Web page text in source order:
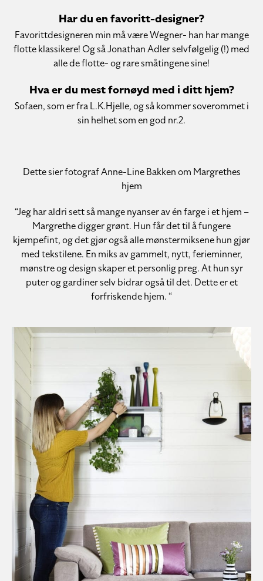
Har du en favoritt-designer?
Favorittdesigneren min må være Wegner- han har mange
flotte klassikere! Og så Jonathan Adler selvfølgelig (!) med
alle de flotte- og rare småtingene sine!
Hva er du mest fornøyd med i ditt hjem?
Sofaen, som er fra L.K.Hjelle, og så kommer soverommet i
sin helhet som en god nr.2.
Dette sier fotograf Anne-Line Bakken om Margrethes
hjem
“Jeg har aldri sett så mange nyanser av én farge i et hjem –
Margrethe digger grønt. Hun får det til å fungere
kjempefint, og det gjør også alle mønstermiksene hun gjør
med tekstilene. En miks av gammelt, nytt, ferieminner,
mønstre og design skaper et personlig preg. At hun syr
puter og gardiner selv bidrar også til det. Dette er et
forfriskende hjem. “